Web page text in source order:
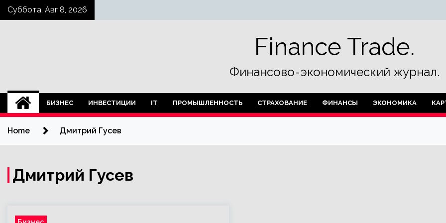
SkipСуббота, Авг 8, 2026
Finance Trade.
Финансово-экономический журнал.
БИЗНЕС ИНВЕСТИЦИИ IT ПРОМЫШЛЕННОСТЬ СТРАХОВАНИЕ ФИНАНСЫ ЭКОНОМИКА
Home Дмитрий Гусев
Дмитрий Гусев